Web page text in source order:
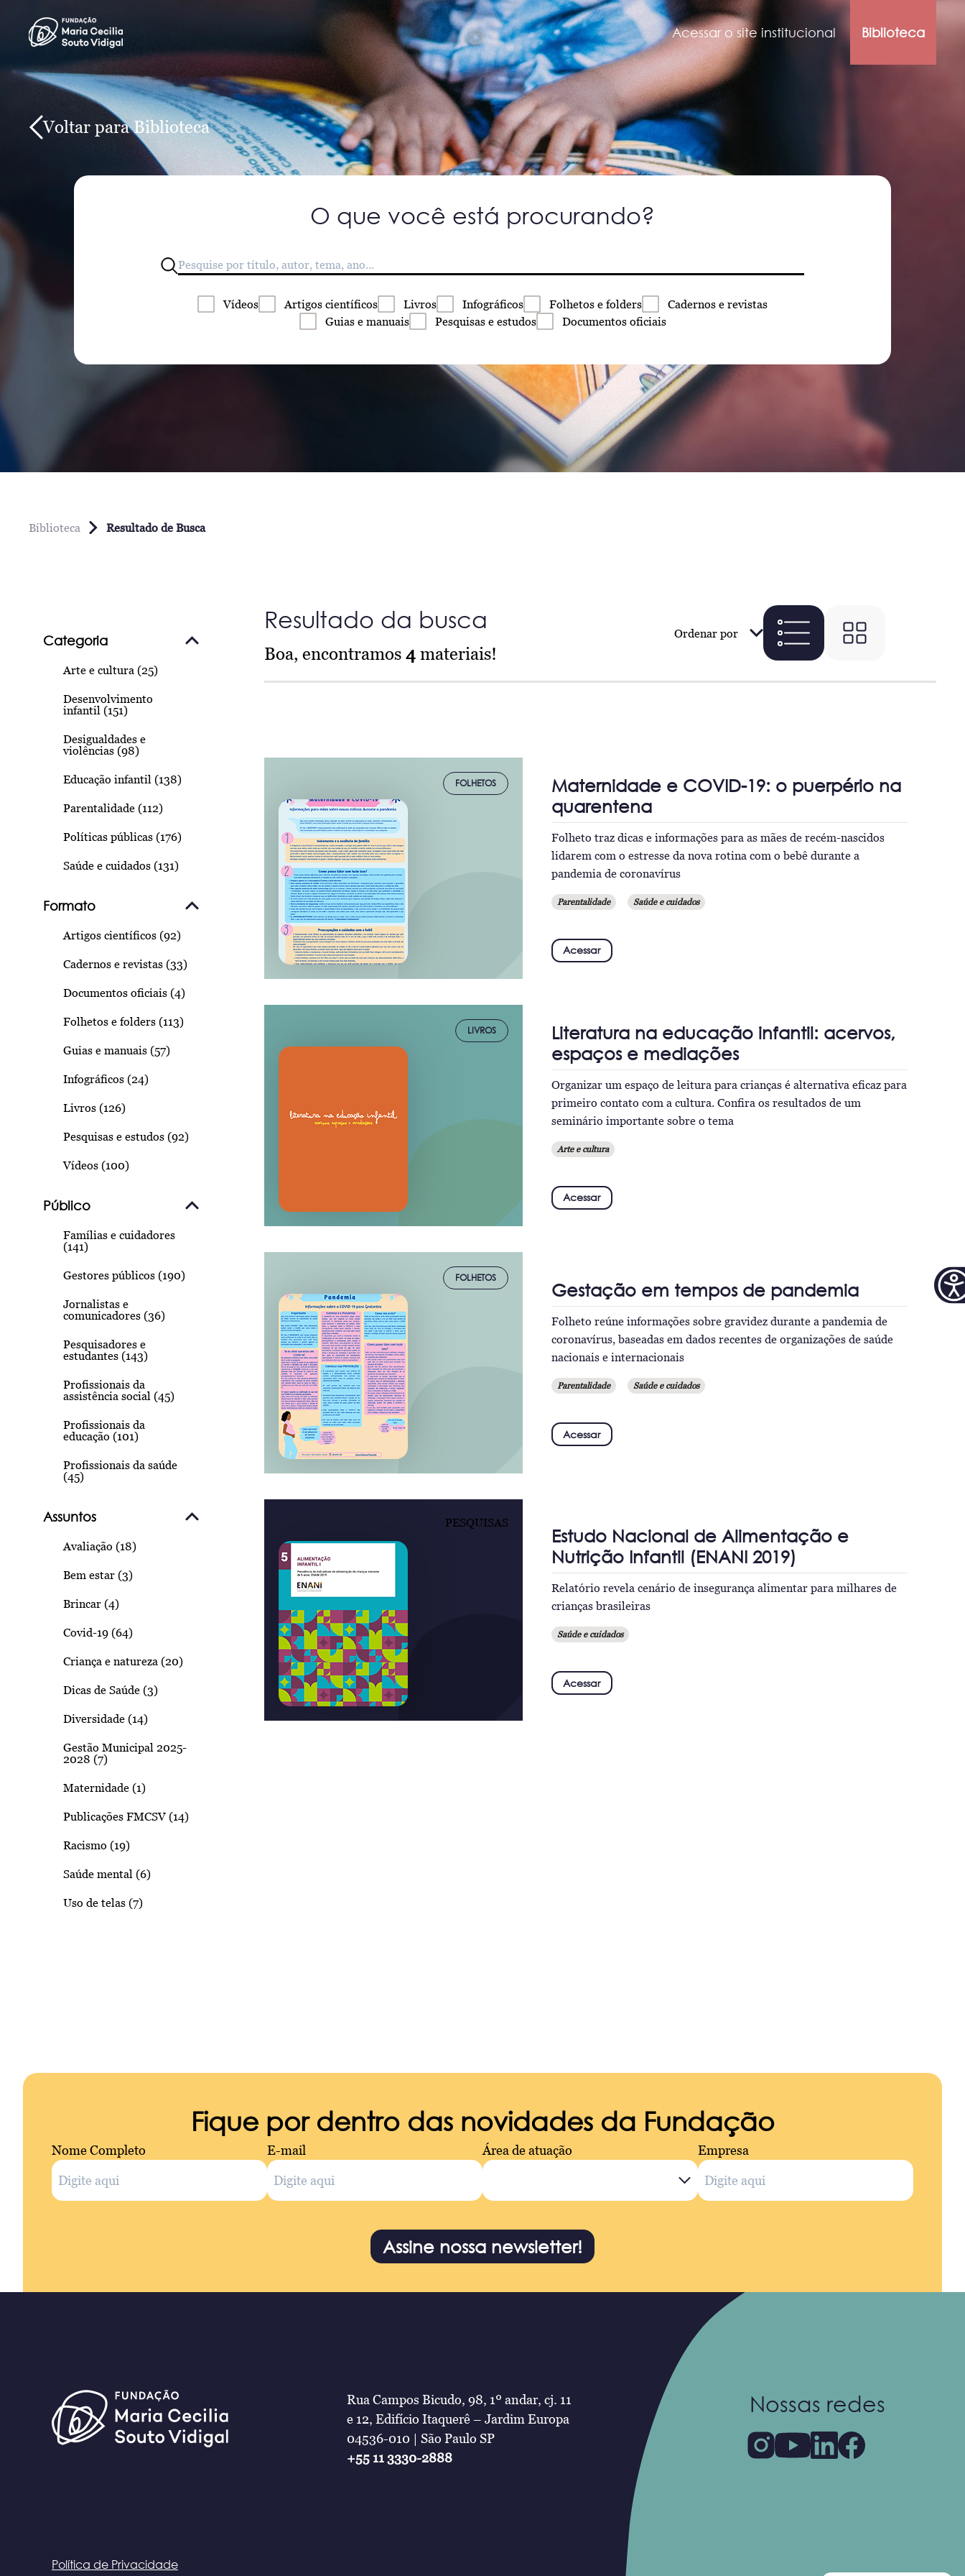
Acessar o site institucional Biblioteca
Voltar para Biblioteca
O que você está procurando?
Vídeos Artigos científicos Livros Infográficos Folhetos e folders Cadernos e revistas
Guias e manuais Pesquisas e estudos Documentos oficiais
Biblioteca Resultado de Busca
Categoria
Arte e cultura (25)
Desenvolvimento
infantil (151)
Desigualdades e
violências (98)
Educação infantil (138)
Parentalidade (112)
Políticas públicas (176)
Saúde e cuidados (131)
Formato
Artigos científicos (92)
Cadernos e revistas (33)
Documentos oficiais (4)
Folhetos e folders (113)
Guias e manuais (57)
Infográficos (24)
Livros (126)
Pesquisas e estudos (92)
Vídeos (100)
Público
Famílias e cuidadores
(141)
Gestores públicos (190)
Jornalistas e
comunicadores (36)
Pesquisadores e
estudantes (143)
Profissionais da
assistência social (45)
Profissionais da
educação (101)
Profissionais da saúde
(45)
Assuntos
Avaliação (18)
Bem estar (3)
Brincar (4)
Covid-19 (64)
Criança e natureza (20)
Dicas de Saúde (3)
Diversidade (14)
Gestão Municipal 2025-
2028 (7)
Maternidade (1)
Publicações FMCSV (14)
Racismo (19)
Saúde mental (6)
Uso de telas (7)
Resultado da busca
Boa, encontramos 4materiais!
Ordenar por
FOLHETOS
Maternidade e COVID-19: o puerpério na
quarentena
Folheto traz dicas e informações para as mães de recém-nascidos
lidarem com o estresse da nova rotina com o bebê durante a
pandemia de coronavírus
Parentalidade Saúde e cuidados
Acessar
LIVROS
Literatura na educação infantil: acervos,
espaços e mediações
Organizar um espaço de leitura para crianças é alternativa eficaz para
primeiro contato com a cultura. Confira os resultados de um
seminário importante sobre o tema
Arte e cultura
Acessar
FOLHETOS
Gestação em tempos de pandemia
Folheto reúne informações sobre gravidez durante a pandemia de
coronavírus, baseadas em dados recentes de organizações de saúde
nacionais e internacionais
Parentalidade Saúde e cuidados
Acessar
PESQUISAS
Estudo Nacional de Alimentação e
Nutrição Infantil (ENANI 2019)
Relatório revela cenário de insegurança alimentar para milhares de
crianças brasileiras
Saúde e cuidados
Acessar
Fique por dentro das novidades da Fundação
Nome Completo E-mail Área de atuação Empresa
Assine nossa newsletter!
Rua Campos Bicudo, 98, 1º andar, cj. 11
e 12, Edifício Itaquerê – Jardim Europa
04536-010 | São Paulo SP
+55 11 3330-2888
Nossas redes
Política de Privacidade